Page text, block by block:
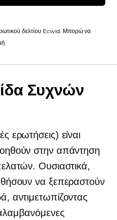
δελτίου Ecwid. Μπορώ να
Συχνών
ερωτήσεις) είναι
στην απάντηση
Ουσιαστικά,
να ξεπεραστούν
αντιμετωπίζοντας